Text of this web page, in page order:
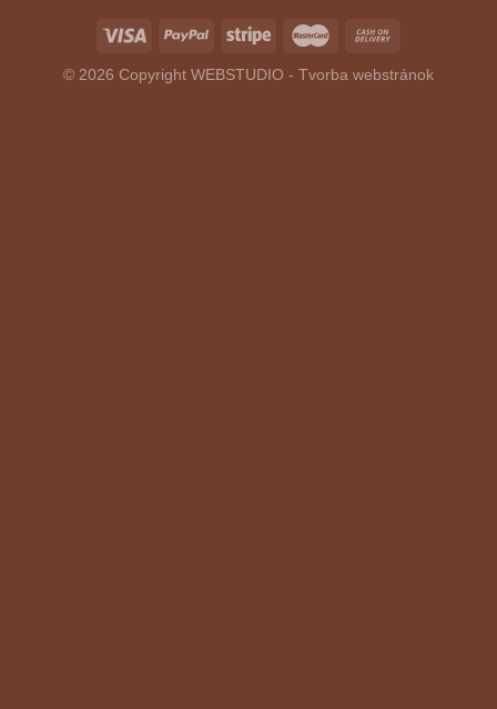
© 2026 Copyright WEBSTUDIO - Tvorba webstránok